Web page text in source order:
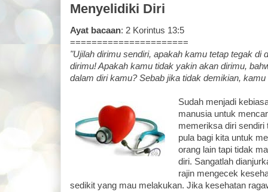
Menyelidiki Diri
Ayat bacaan: 2 Korintus 13:5
======================
"Ujilah dirimu sendiri, apakah kamu tetap tegak di
dirimu! Apakah kamu tidak yakin akan dirimu,
dalam diri kamu? Sebab jika tidak demikian, kamu
Sudah menjadi
manusia untuk
memeriksa diri sendiri
pula bagi kita untuk
orang lain tapi tidak
diri. Sangatlah
rajin mengecek
sedikit yang mau melakukan. Jika kesehatan